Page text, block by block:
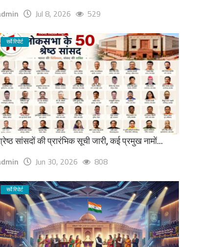
Jul 8, 2026 529
सर्वे रिपोर्ट
सांसदों की प्रारंभिक सूची जारी, कई प्रमुख नामों...
Jun 30, 2026 808
सर्वे रिपोर्ट